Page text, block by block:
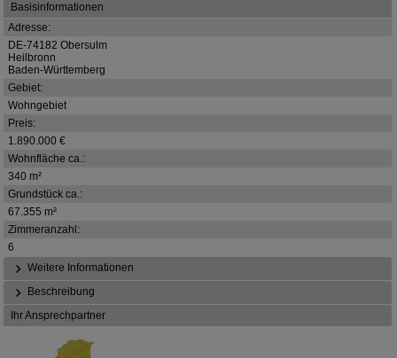
Basisinformationen
Adresse:
DE-74182 Obersulm
Heilbronn
Baden-Württemberg
Gebiet:
Wohngebiet
Preis:
1.890.000 €
Wohnfläche ca.:
340 m²
Grundstück ca.:
67.355 m²
Zimmeranzahl:
6
Weitere Informationen
Beschreibung
Ihr Ansprechpartner